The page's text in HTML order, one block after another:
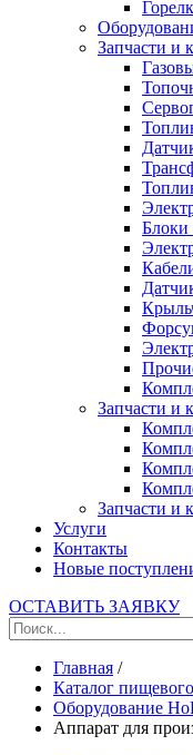
Запчасти и
Блоки
Запчасти и
Запчасти и
Услуги
Контакты
Новые
ОСТАВИТЬ ЗАЯВКУ
Главная /
Каталог
Оборудование
Аппарат для